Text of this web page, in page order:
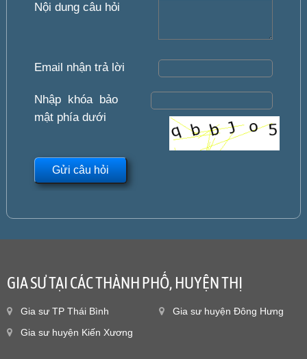
Nội dung câu hỏi
Email nhận trả lời
Nhập khóa bảo
mật phía dưới
GIA SƯ TẠI CÁC THÀNH PHỐ, HUYỆN THỊ
Gia sư TP Thái Bình
Gia sư huyện Đông Hưng
Gia sư huyện Kiến Xương